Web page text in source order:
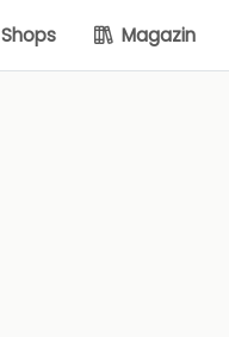
Shops Magazin